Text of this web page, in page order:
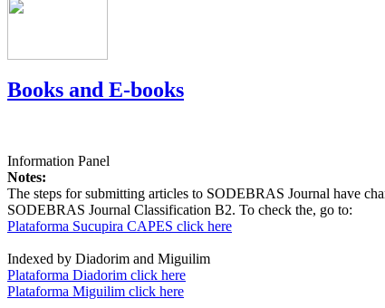
Books and E-books
Information Panel
Notes:
The steps for submitting articles to SODEBRAS Journal have
SODEBRAS Journal Classification B2. To check the, go to:
Plataforma Sucupira CAPES click here
Indexed by Diadorim and Miguilim
Plataforma Diadorim click here
Plataforma Miguilim click here